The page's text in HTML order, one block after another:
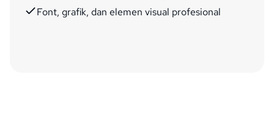
Font, grafik, dan elemen visual profesional